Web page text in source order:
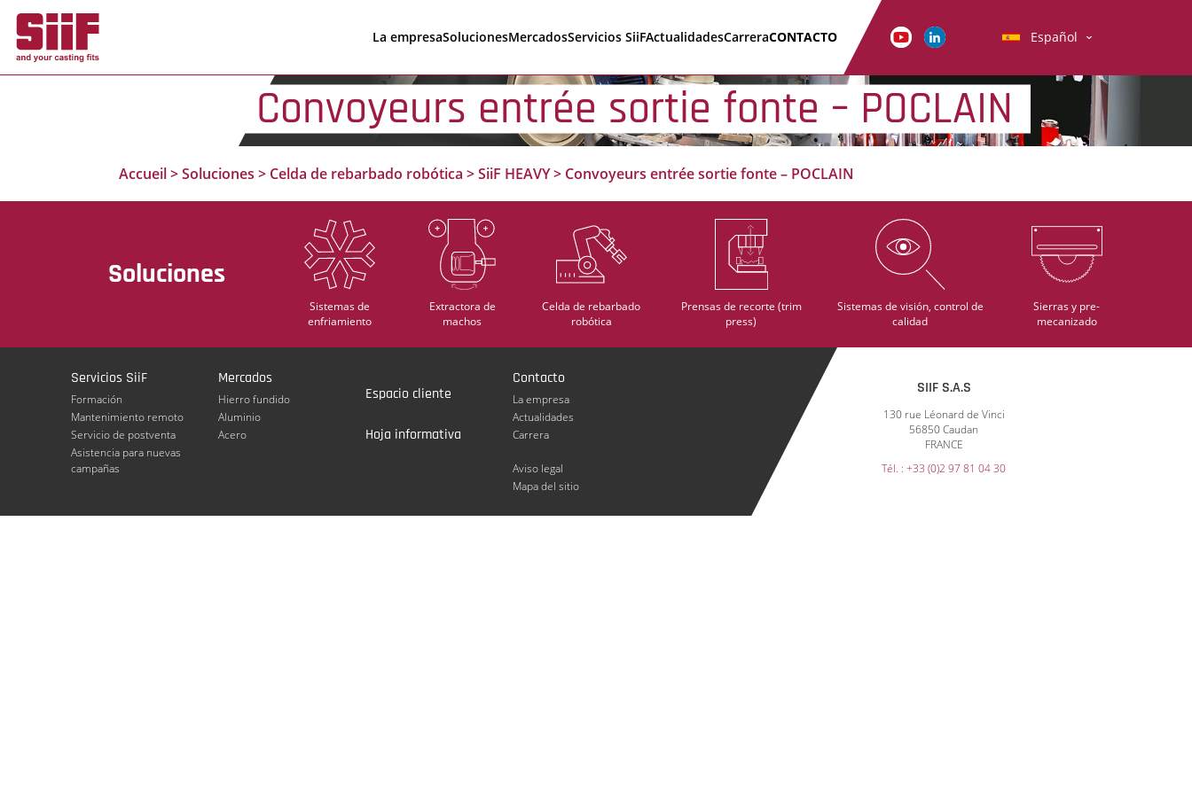
La empresaSolucionesMercadosServicios SiiFActualidadesCarreraCONTACTO Español
Convoyeurs entrée sortie fonte – POCLAIN
Accueil>Soluciones > Celda de rebarbado robótica >SiiF HEAVY> Convoyeurs entrée sortie fonte – POCLAIN
Soluciones
Sistemas de
enfriamiento
Extractora de
machos
Celda de rebarbado
robótica
Prensas de recorte (trim
press)
Sistemas de visión, control de
calidad
Sierras y pre-
mecanizado
Servicios SiiF
Formación
Mantenimiento remoto
Servicio de postventa
Asistencia para nuevas
campañas
Mercados
Hierro fundido
Aluminio
Acero
Espacio cliente
Hoja informativa
Contacto
La empresa
Actualidades
Carrera
Aviso legal
Mapa del sitio
SIIF S.A.S
130 rue Léonard de Vinci
56850 Caudan
FRANCE
Tél. : +33 (0)2 97 81 04 30
Panel de gestión de cookies